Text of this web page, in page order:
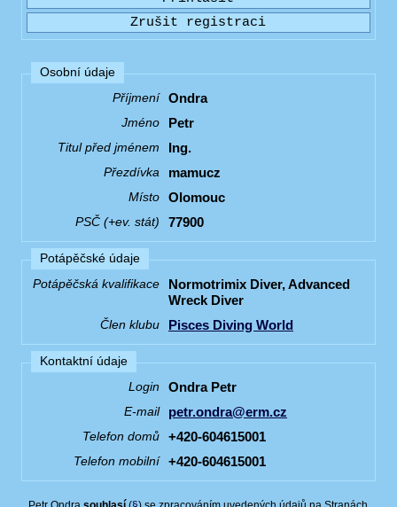
Osobní údaje
Příjmení
Ondra
Jméno Petr
Titul před jménem Ing.
Přezdívka mamucz
Místo Olomouc
PSČ (+ev. stát) 77900
Potápěčské údaje
Potápěčská kvalifikace
Normotrimix Diver, Advanced
Wreck Diver
Člen klubu Pisces Diving World
Kontaktní údaje
Login
Ondra Petr
E-mail petr.ondra@erm.cz
Telefon domů +420-604615001
Telefon mobilní +420-604615001